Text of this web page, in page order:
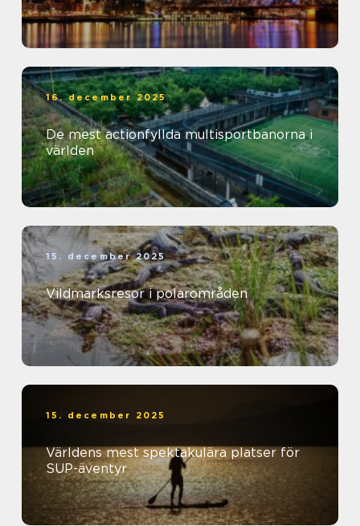
16. december 2025
De mest actionfyllda multisportbanorna i
världen
15. december 2025
Vildmarksresor i polarområden
15. december 2025
Världens mest spektakulära platser för
SUP-äventyr